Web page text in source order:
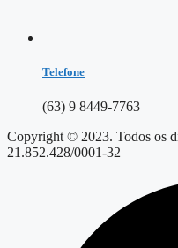
Telefone
(63) 9 8449-7763
Copyright © 2023. Todos os
21.852.428/0001-32